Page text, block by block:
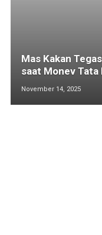
Mas Kakan
saat Monev Tata
November 14, 2025